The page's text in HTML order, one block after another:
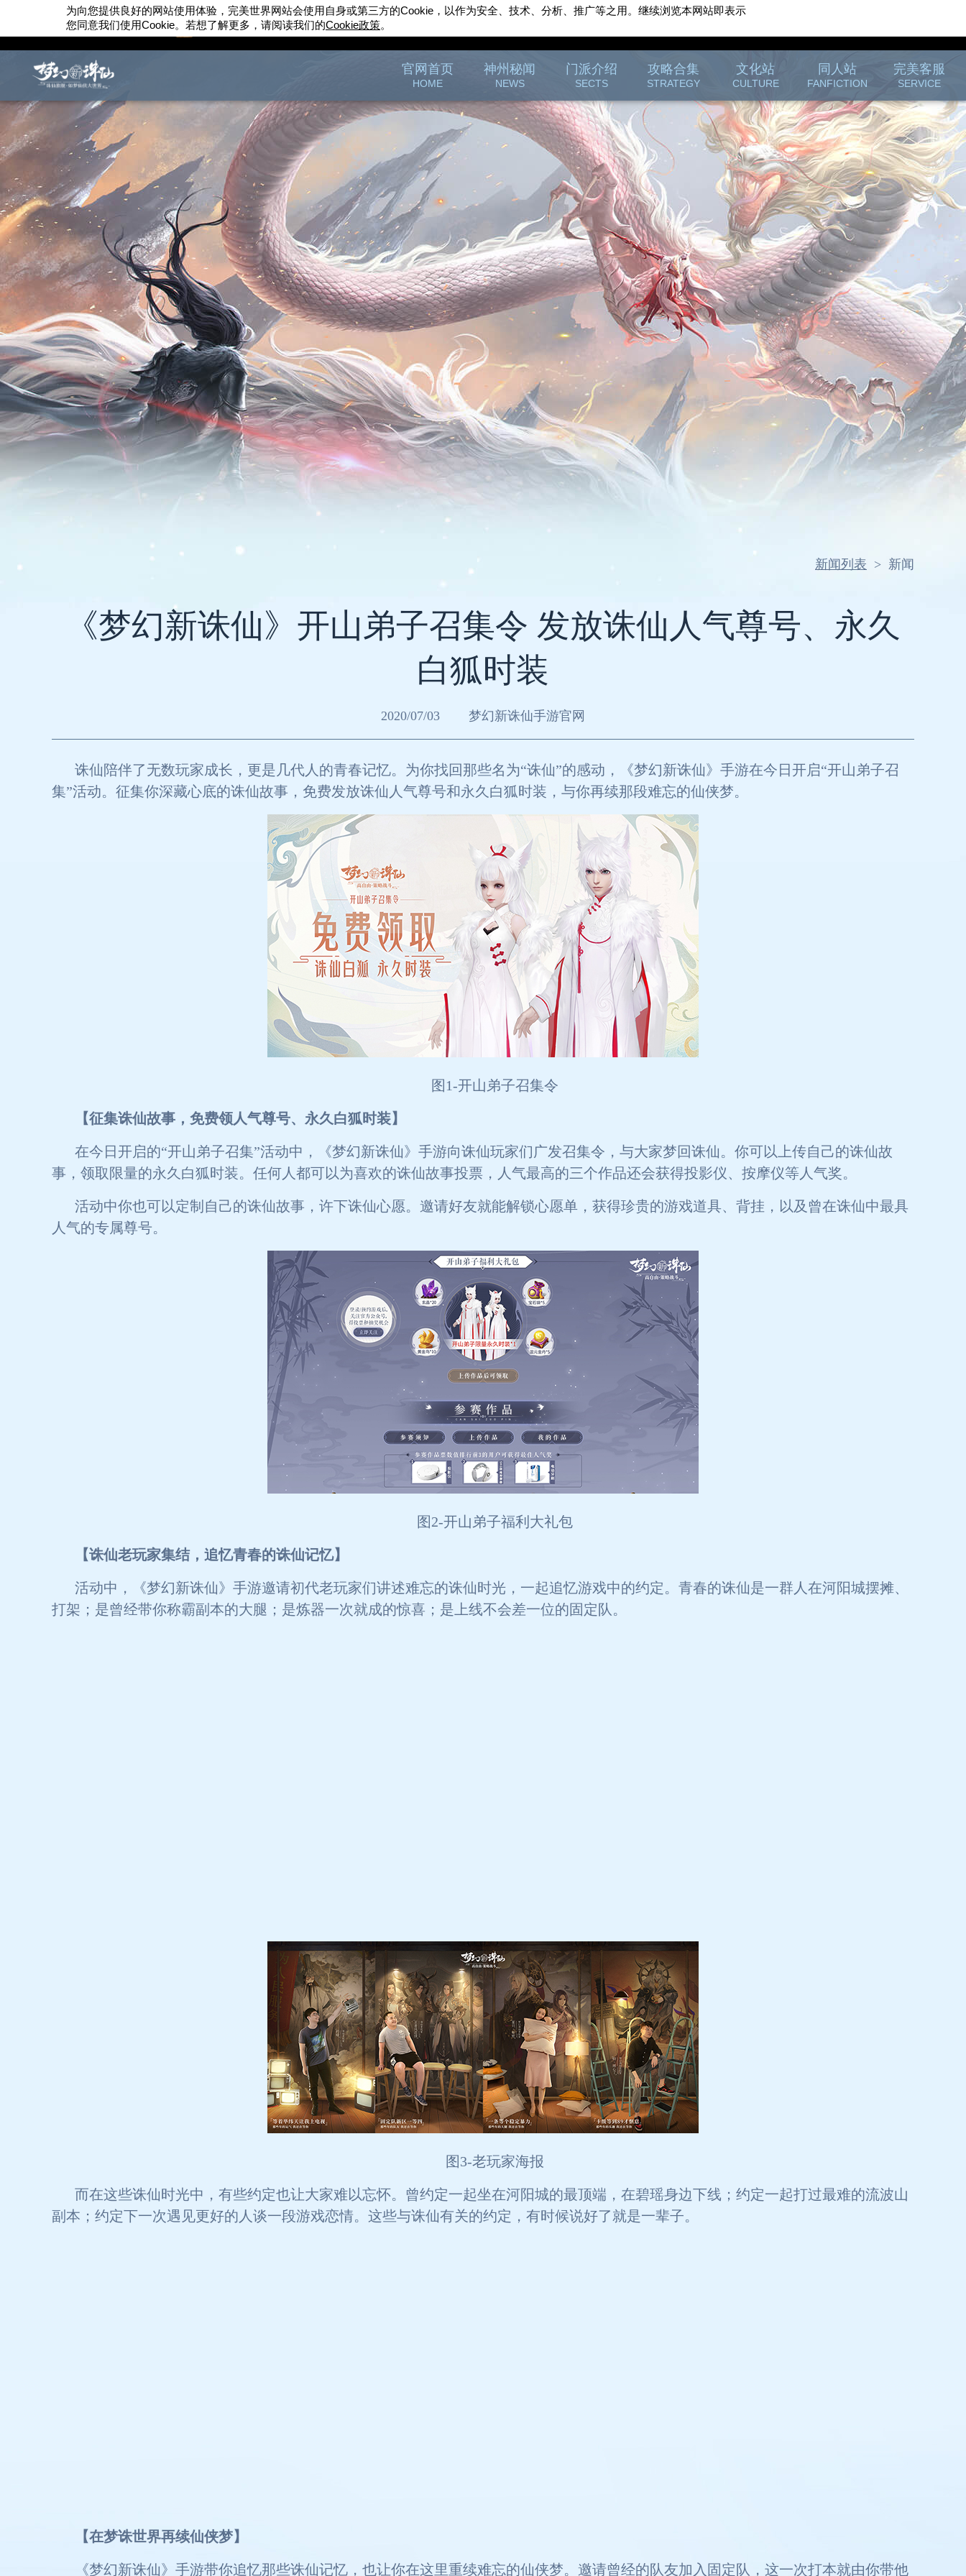
官网首页
HOME
神州秘闻
NEWS
门派介绍
SECTS
攻略合集
STRATEGY
文化站
CULTURE
同人站
FANFICTION
完美客服
SERVICE
新闻列表 > 新闻
《梦幻新诛仙》开山弟子召集令 发放诛仙人气尊号、永久
白狐时装
2020/07/03 梦幻新诛仙手游官网
诛仙陪伴了无数玩家成长，更是几代人的青春记忆。为你找回那些名为“诛仙”的感动，《梦幻新诛仙》手游在今日开启“开山弟子召
集”活动。征集你深藏心底的诛仙故事，免费发放诛仙人气尊号和永久白狐时装，与你再续那段难忘的仙侠梦。
图1-开山弟子召集令
【征集诛仙故事，免费领人气尊号、永久白狐时装】
在今日开启的“开山弟子召集”活动中，《梦幻新诛仙》手游向诛仙玩家们广发召集令，与大家梦回诛仙。你可以上传自己的诛仙故
事，领取限量的永久白狐时装。任何人都可以为喜欢的诛仙故事投票，人气最高的三个作品还会获得投影仪、按摩仪等人气奖。
活动中你也可以定制自己的诛仙故事，许下诛仙心愿。邀请好友就能解锁心愿单，获得珍贵的游戏道具、背挂，以及曾在诛仙中最具
人气的专属尊号。
图2-开山弟子福利大礼包
【诛仙老玩家集结，追忆青春的诛仙记忆】
活动中，《梦幻新诛仙》手游邀请初代老玩家们讲述难忘的诛仙时光，一起追忆游戏中的约定。青春的诛仙是一群人在河阳城摆摊、
打架；是曾经带你称霸副本的大腿；是炼器一次就成的惊喜；是上线不会差一位的固定队。
图3-老玩家海报
而在这些诛仙时光中，有些约定也让大家难以忘怀。曾约定一起坐在河阳城的最顶端，在碧瑶身边下线；约定一起打过最难的流波山
副本；约定下一次遇见更好的人谈一段游戏恋情。这些与诛仙有关的约定，有时候说好了就是一辈子。
【在梦诛世界再续仙侠梦】
《梦幻新诛仙》手游带你追忆那些诛仙记忆，也让你在这里重续难忘的仙侠梦。邀请曾经的队友加入固定队，这一次打本就由你带他
为向您提供良好的网站使用体验，完美世界网站会使用自身或第三方的Cookie ，以作为安全、技术、分析、推广等之用。继续浏览本网站即表示
您同意我们使用Cookie。若想了解更多，请阅读我们的Cookie政策。